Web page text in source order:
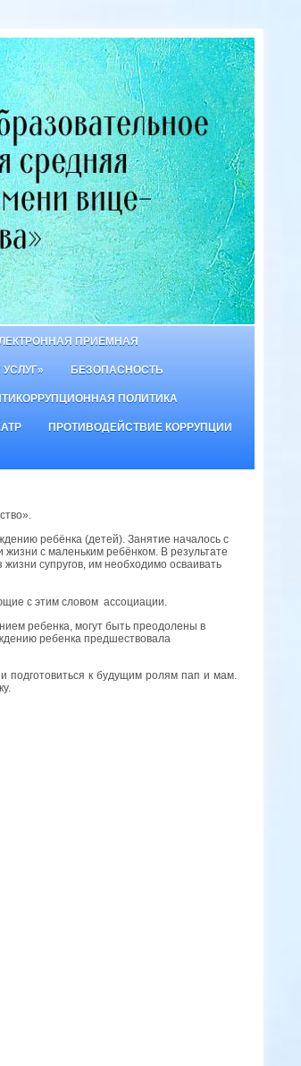
ПРИЕМНАЯ
БЕЗОПАСНОСТЬ
ПОЛИТИКА
ПРОТИВОДЕЙСТВИЕ КОРРУПЦИИ
ребёнка (детей). Занятие началось с
с маленьким ребёнком. В результате
супругов, им необходимо осваивать
с этим словом ассоциации.
ребенка, могут быть преодолены в
ребенка предшествовала
подготовиться к будущим ролям пап и мам.